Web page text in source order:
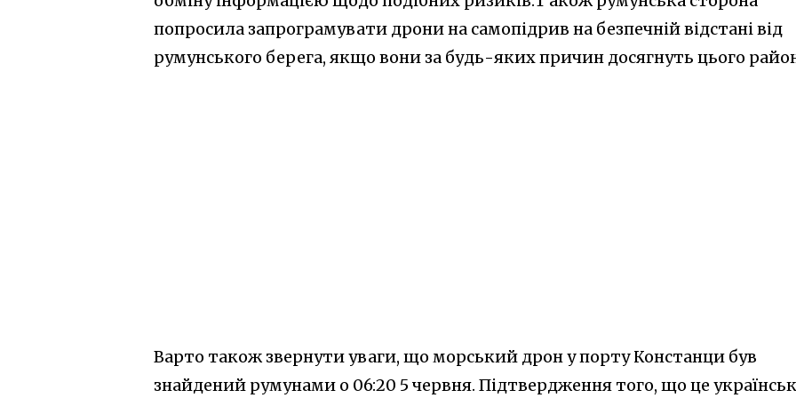
попросила запрограмувати дрони на самопідрив на безпечній відстані від
румунського берега, якщо вони за будь-яких причин досягнуть цього
Варто також звернути уваги, що морський дрон у порту Констанци був
знайдений румунами о 06:20 5 червня. Підтвердження того, що це